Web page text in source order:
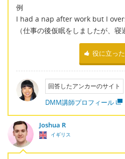
例
I had a nap after work but I
（仕事の後仮眠をしましたが、寝
役に立った
回答したアンカーのサイト
DMM講師プロフィール
Joshua R
イギリス